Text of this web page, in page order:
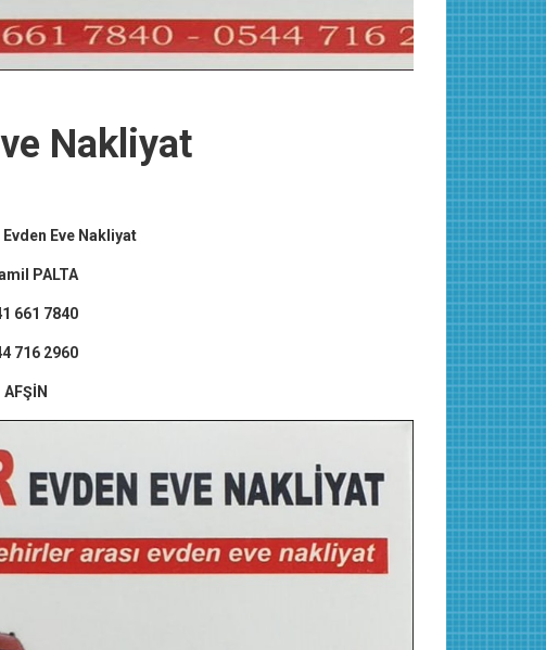
Nakliyat
Evden Eve Nakliyat
PALTA
661 7840
716 2960
AFŞİN